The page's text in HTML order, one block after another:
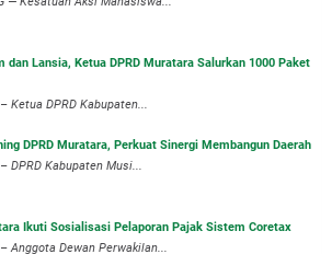
dan Lansia, Ketua DPRD Muratara Salurkan 1000 Paket
Ketua DPRD Kabupaten...
DPRD Muratara, Perkuat Sinergi Membangun Daerah
DPRD Kabupaten Musi...
Ikuti Sosialisasi Pelaporan Pajak Sistem Coretax
– Anggota Dewan Perwakilan...